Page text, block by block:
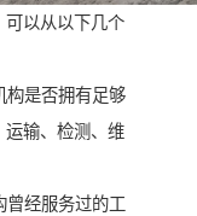
可以从以下几个
构是否拥有足够
运输、检测、维
曾经服务过的工